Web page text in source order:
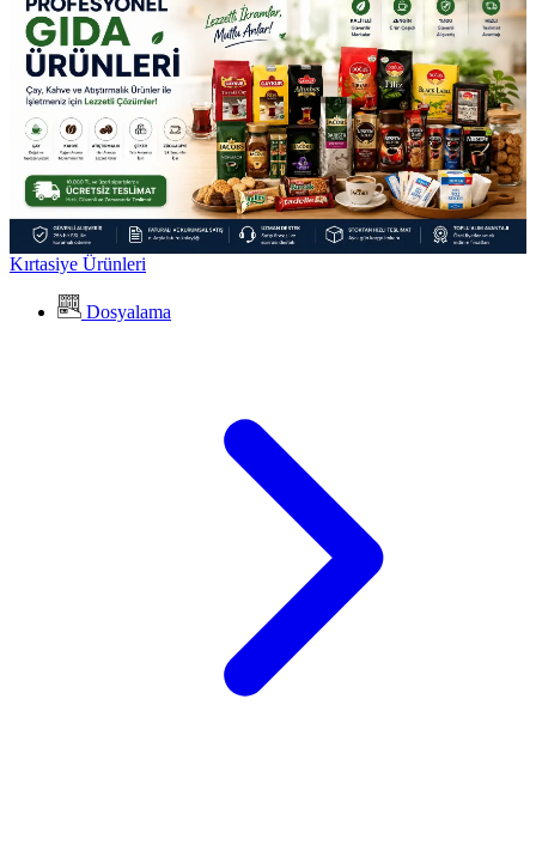
Kırtasiye Ürünleri
Dosyalama